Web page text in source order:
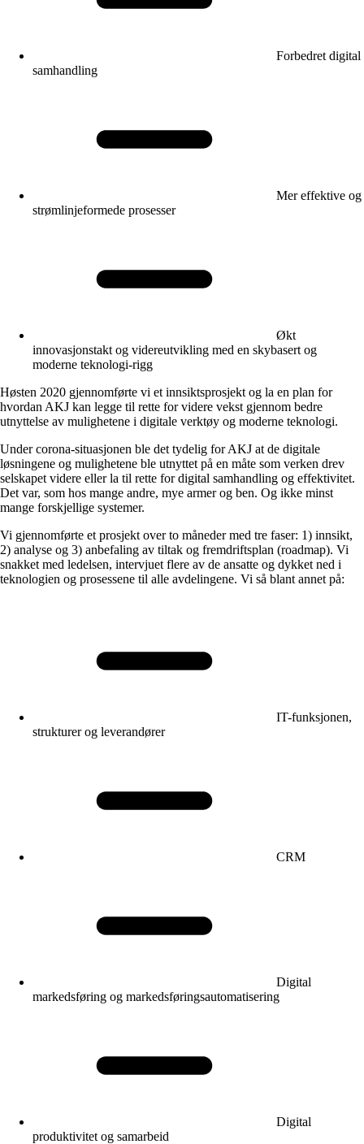
Forbedret digital
samhandling
Mer effektive og
strømlinjeformede prosesser
Økt
innovasjonstakt og videreutvikling med en skybasert og
moderne teknologi-rigg
Høsten 2020 gjennomførte vi et innsiktsprosjekt og la en plan for
hvordan AKJ kan legge til rette for videre vekst gjennom bedre
utnyttelse av mulighetene i digitale verktøy og moderne teknologi.
Under corona-situasjonen ble det tydelig for AKJ at de digitale
løsningene og mulighetene ble utnyttet på en måte som verken drev
selskapet videre eller la til rette for digital samhandling og effektivitet.
Det var, som hos mange andre, mye armer og ben. Og ikke minst
mange forskjellige systemer.
Vi gjennomførte et prosjekt over to måneder med tre faser: 1) innsikt,
2) analyse og 3) anbefaling av tiltak og fremdriftsplan (roadmap). Vi
snakket med ledelsen, intervjuet flere av de ansatte og dykket ned i
teknologien og prosessene til alle avdelingene. Vi så blant annet på:
IT-funksjonen,
strukturer og leverandører
CRM
Digital
markedsføring og markedsføringsautomatisering
Digital
produktivitet og samarbeid